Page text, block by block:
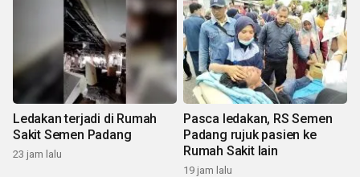
Ledakan terjadi di Rumah
Sakit Semen Padang
23 jam lalu
Pasca ledakan, RS Semen
Padang rujuk pasien ke
Rumah Sakit lain
19 jam lalu